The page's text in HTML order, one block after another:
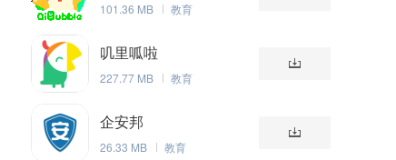
101.36 MB 教育
叽里呱啦
227.77 MB 教育
企安邦
26.33 MB 教育